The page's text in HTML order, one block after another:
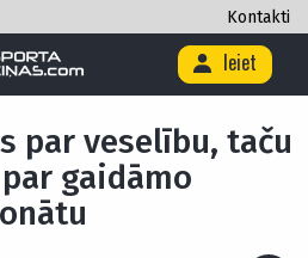
Kontakti
Ieiet
vīlies par veselību, taču pauž sajūsmu
par veselību, taču
gaidāmo